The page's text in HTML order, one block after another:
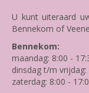
U kunt uiteraard
Bennekom of
Bennekom:
maandag: 8:00 -
dinsdag t/m
zaterdag: 8:00 -